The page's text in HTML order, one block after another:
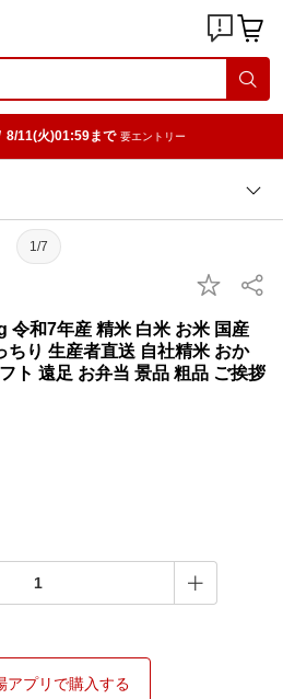
8/11(火)01:59まで 要エントリー
1/7
令和7年産 精米 白米 お米 国産
ちり 生産者直送 自社精米 おか
ト 遠足 お弁当 景品 粗品 ご挨拶
アプリで購入する